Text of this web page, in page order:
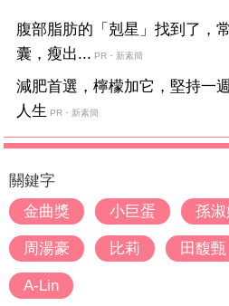
腹部脂肪的「剋星」找到了，
囊，瘦出... PR・新素簡
減肥首選，檸檬加它，堅持一
人生 PR・新素簡
關鍵字
金曲獎
小巨蛋 孫淑
周湯豪 比莉 田馥甄
A-Lin